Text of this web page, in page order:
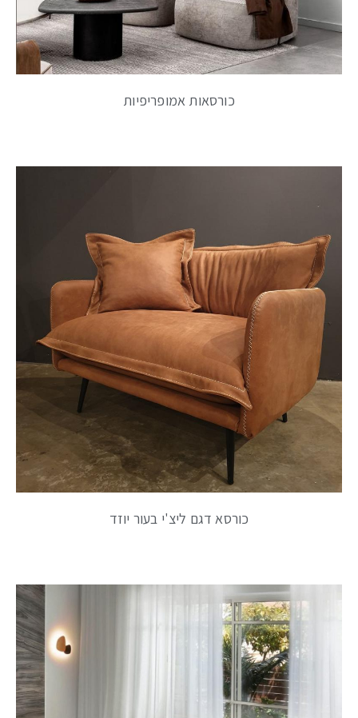
כורסאות אמופריפיות
כורסא דגם ליצ'י בעור יוזד